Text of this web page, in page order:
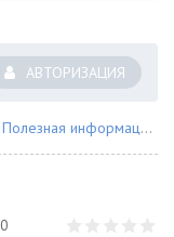
АВТОРИЗАЦИЯ
Полезная информация для жителей
0